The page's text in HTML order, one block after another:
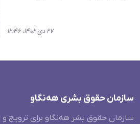
۲۷ دی ۱۴۰۲، ۱۲:۴۶
سازمان حقوق بشری هەنگاو
سازمان حقوق بشر هه‌نگاو برای ترویج